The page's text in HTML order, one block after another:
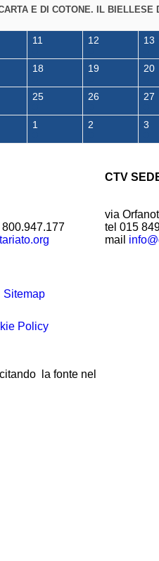
E DI COTONE. IL BIELLESE
11 12 13
18 19 20
25 26 27
1 2 3
CTV
via
tel 015
mail
Sitemap
Policy
la fonte nel